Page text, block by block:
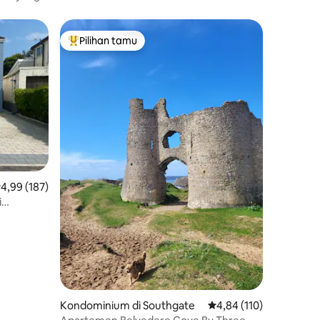
rata-rata 4,99 dari 5, 187 ulasan
4,99 (187)
Pilihan tamu terpopuler
Pilihan tamu
Kondominium di Southgate Nilai rata-rata 4,84 dari
4,84 (110)